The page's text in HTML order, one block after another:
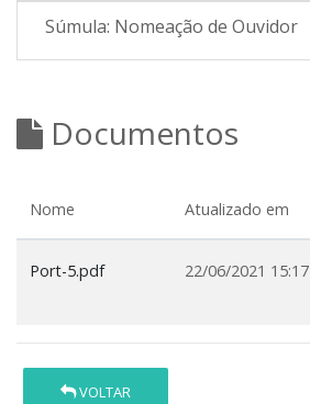
Súmula: Nomeação de Ouvidor
Documentos
Nome Atualizado em
Port-5.pdf 22/06/2021 15:17
VOLTAR